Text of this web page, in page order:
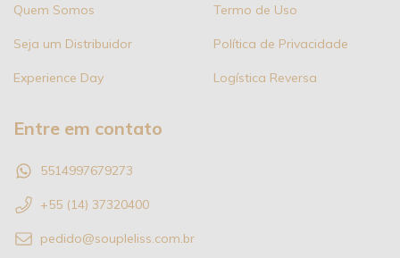
Quem Somos
Seja um Distribuidor
Experience Day
Termo de Uso
Política de Privacidade
Logística Reversa
Entre em contato
5514997679273
+55 (14) 37320400
pedido@soupleliss.com.br